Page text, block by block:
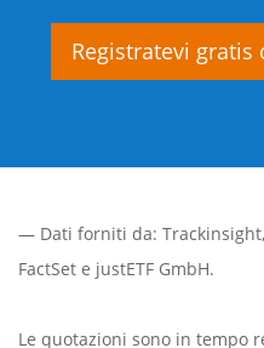
Registratevi gratis
— Dati forniti da: Trackinsight,
FactSet e justETF GmbH.
Le quotazioni sono in tempo